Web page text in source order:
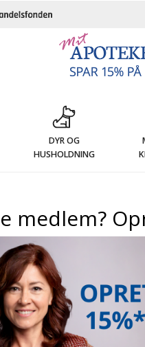
DYR OG
HUSHOLDNING
medlem?